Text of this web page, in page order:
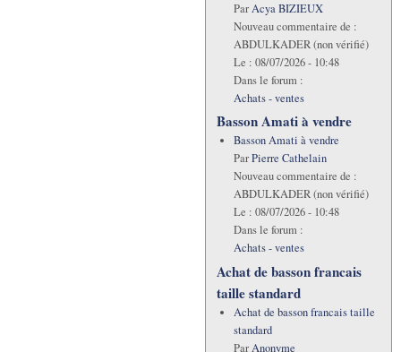
ParAcya BIZIEUX
Nouveau commentaire de :
ABDULKADER (non vérifié)
Le : 08/07/2026 - 10:48
Dans le forum :
Achats - ventes
Basson Amati à vendre
Basson Amati à vendre
ParPierre Cathelain
Nouveau commentaire de :
ABDULKADER (non vérifié)
Le : 08/07/2026 - 10:48
Dans le forum :
Achats - ventes
Achat de basson francais
taille standard
Achat de basson francais taille
standard
ParAnonyme